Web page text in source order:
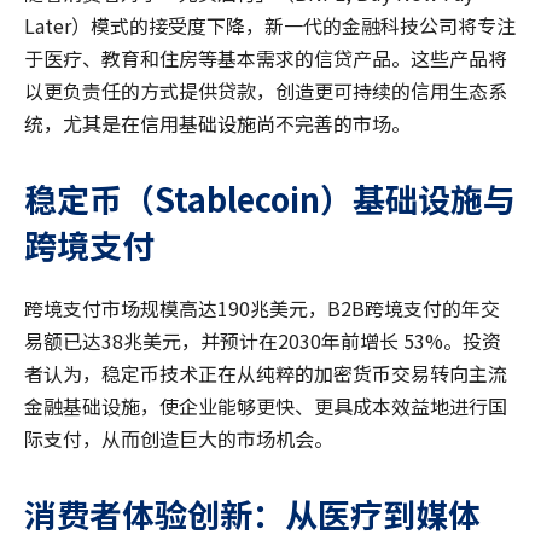
Later）模式的接受度下降，新一代的金融科技公司将专注
于医疗、教育和住房等基本需求的信贷产品。这些产品将
以更负责任的方式提供贷款，创造更可持续的信用生态系
统，尤其是在信用基础设施尚不完善的市场。
稳定币（Stablecoin）基础设施与
跨境支付
跨境支付市场规模高达190兆美元，B2B跨境支付的年交
易额已达38兆美元，并预计在2030年前增长 53%。投资
者认为，稳定币技术正在从纯粹的加密货币交易转向主流
金融基础设施，使企业能够更快、更具成本效益地进行国
际支付，从而创造巨大的市场机会。
消费者体验创新：从医疗到媒体